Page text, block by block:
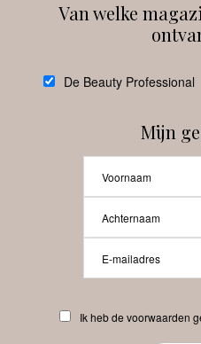
Van welke
De Beauty Professional
Mijn
Ik heb de voorwaarden